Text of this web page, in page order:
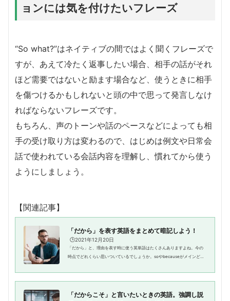
ョンには気を付けたいフレーズ
“So what?”はネイティブの間ではよく聞くフレーズで
すが、あえて冷たく返事したい場合、相手の話がそれ
ほど需要ではないと励ます場合など、使うときに相手
を傷つけるかもしれないと頭の中で思って発言しなけ
ればならないフレーズです。
もちろん、声のトーンや話のペースなどによっても相
手の受け取り方は変わるので、はじめは例文や日常会
話で使われている会話内容を理解し、慣れてから使う
ようにしましょう。
【関連記事】
「だから」を表す英語をまとめて暗記しよう！
🕒️2021年12月20日
「だから」と、理由を表す時に使う英単語はたくさんありますよね。今の
時点でどれくらい思いついているでしょうか。soやbecauseがメインどこ
ますね。「なので」といった口語...
「だからこそ」と言いたいときの英語。強調し説